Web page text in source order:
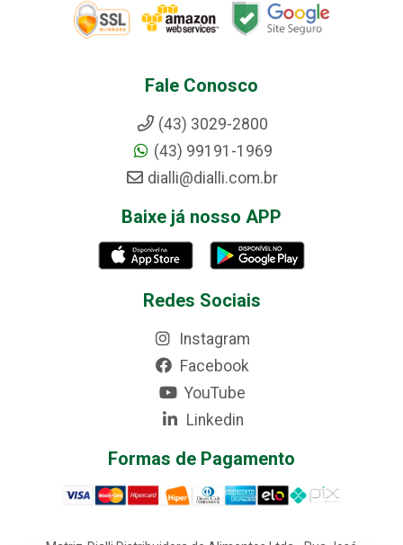
Fale Conosco
(43) 3029-2800
(43) 99191-1969
dialli@dialli.com.br
Baixe já nosso APP
Redes Sociais
Instagram
Facebook
YouTube
Linkedin
Formas de Pagamento